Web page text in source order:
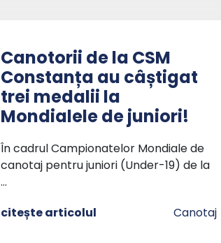
Canotorii de la CSM
Constanța au câștigat
trei medalii la
Mondialele de juniori!
În cadrul Campionatelor Mondiale de
canotaj pentru juniori (Under-19) de la
…
citește articolul
Canotaj